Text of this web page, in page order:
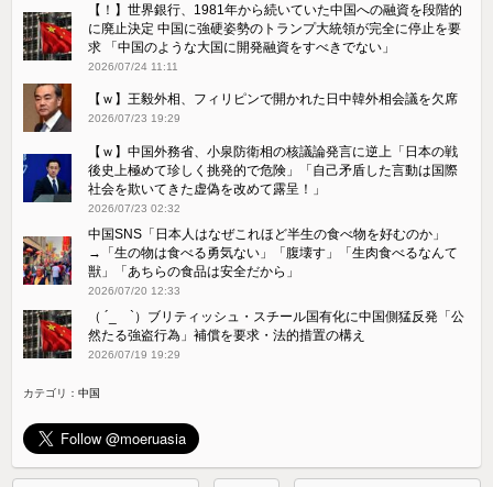
【！】世界銀行、1981年から続いていた中国への融資を段階的
に廃止決定 中国に強硬姿勢のトランプ大統領が完全に停止を要
求 「中国のような大国に開発融資をすべきでない」
2026/07/24 11:11
【ｗ】王毅外相、フィリピンで開かれた日中韓外相会議を欠席
2026/07/23 19:29
【ｗ】中国外務省、小泉防衛相の核議論発言に逆上「日本の戦
後史上極めて珍しく挑発的で危険」「自己矛盾した言動は国際
社会を欺いてきた虚偽を改めて露呈！」
2026/07/23 02:32
中国SNS「日本人はなぜこれほど半生の食べ物を好むのか」
→「生の物は食べる勇気ない」「腹壊す」「生肉食べるなんて
獣」「あちらの食品は安全だから」
2026/07/20 12:33
（ ´_ゝ`）ブリティッシュ・スチール国有化に中国側猛反発「公
然たる強盗行為」補償を要求・法的措置の構え
2026/07/19 19:29
カテゴリ：中国